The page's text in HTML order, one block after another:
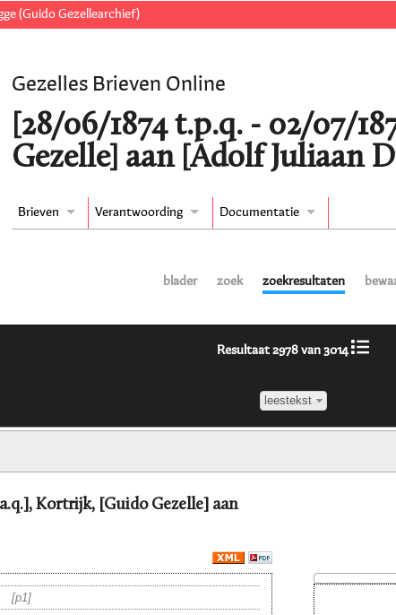
(Guido Gezellearchief)
Gezelles Brieven Online
[28/06/1874 t.p.q. - 02/07/
Gezelle] aan [Adolf Juliaan
Brieven Verantwoording Documentatie
blader zoek zoekresultaten
Resultaat 2978 van 3014
leestekst
Kortrijk, [Guido Gezelle] aan
p1